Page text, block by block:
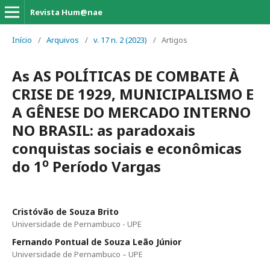
Revista Hum@nae
Início / Arquivos / v. 17 n. 2 (2023) / Artigos
As AS POLÍTICAS DE COMBATE À
CRISE DE 1929, MUNICIPALISMO E
A GÊNESE DO MERCADO INTERNO
NO BRASIL: as paradoxais
conquistas sociais e econômicas
do 1⁰ Período Vargas
Cristóvão de Souza Brito
Universidade de Pernambuco - UPE
Fernando Pontual de Souza Leão Júnior
Universidade de Pernambuco – UPE